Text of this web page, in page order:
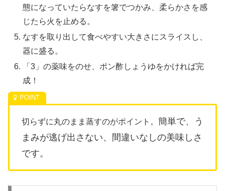
態になっていたらなすを箸でつかみ、柔らかさを感
じたら火を止める。
なすを取り出して食べやすい大きさにスライスし、
器に盛る。
「3」の薬味をのせ、ポン酢しょうゆをかければ完
成！
切らずに丸のまま蒸すのがポイント。 簡単で、う
まみが逃げ出さない、間違いなしの美味しさ
です。